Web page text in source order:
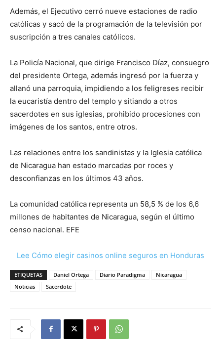
Además, el Ejecutivo cerró nueve estaciones de radio
católicas y sacó de la programación de la televisión por
suscripción a tres canales católicos.
La Policía Nacional, que dirige Francisco Díaz, consuegro
del presidente Ortega, además ingresó por la fuerza y
allanó una parroquia, impidiendo a los feligreses recibir
la eucaristía dentro del templo y sitiando a otros
sacerdotes en sus iglesias, prohibido procesiones con
imágenes de los santos, entre otros.
Las relaciones entre los sandinistas y la Iglesia católica
de Nicaragua han estado marcadas por roces y
desconfianzas en los últimos 43 años.
La comunidad católica representa un 58,5 % de los 6,6
millones de habitantes de Nicaragua, según el último
censo nacional. EFE
Lee Cómo elegir casinos online seguros en Honduras
ETIQUETAS Daniel Ortega Diario Paradigma
Nicaragua
Noticias
Sacerdote